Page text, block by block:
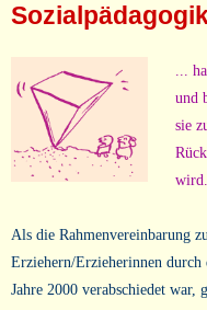
...
und
sie
wird.
Als die Rahmenvereinbarung
Erziehern/Erzieherinnen
Jahre 2000 verabschiedet